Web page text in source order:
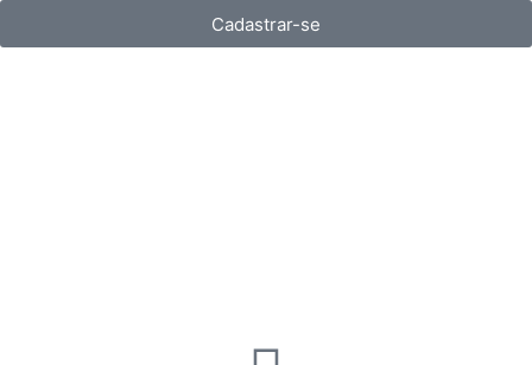
Cadastrar-se